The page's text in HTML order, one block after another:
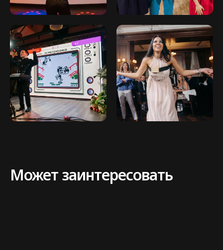
Может заинтересовать
© 2026. flash-event.ru
Согласие на обработку персональных
данных
Политика конфиденциальности
Публичная оферта
Файлы кукис
ИП Мамзин Михаил Сергеевич
ИНН: 673109991290
ОГРНИП: 314312302100129
Юр. адрес: 115583, г. Москва,
Ореховый бульвар, д. 24к4.
Тел: +7 964 635-25-15